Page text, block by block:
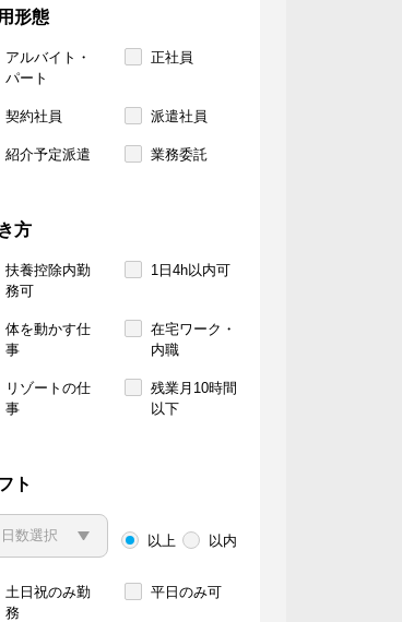
形態
アルバイト・
パート
正社員
契約社員 派遣社員
紹介予定派遣 業務委託
方
扶養控除内勤
務可
1日4h以内可
体を動かす仕
事
在宅ワーク・
内職
リゾートの仕
事
残業月10時間
以下
ト
以上 以内
土日祝のみ勤
務
平日のみ可